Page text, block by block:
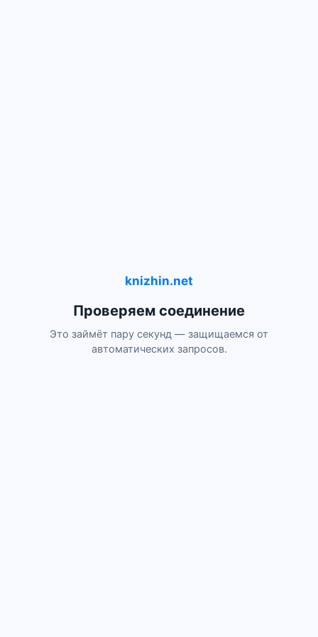
knizhin.net
Проверяем соединение
Это займёт пару секунд — защищаемся от
автоматических запросов.